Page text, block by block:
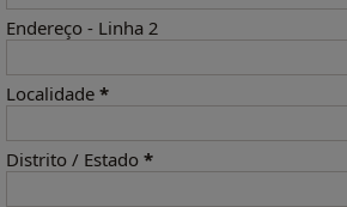
Endereço - Linha 2
Localidade *
Distrito / Estado *